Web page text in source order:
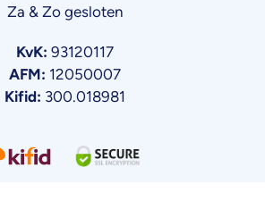
Za & Zo gesloten
KvK: 93120117
AFM: 12050007
Kifid: 300.018981